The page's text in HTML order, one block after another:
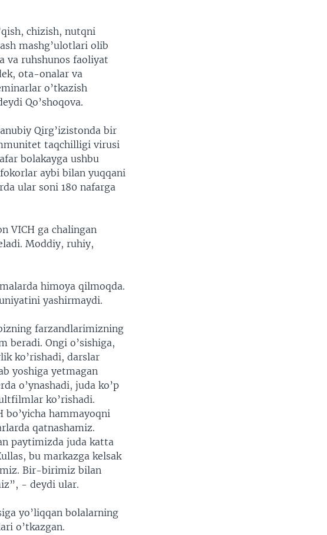
chizish, nutqni
mashg’ulotlari olib
va ruhshunos faoliyat
ota-onalar va
o’tkazish
Qo’shoqova.
Qirg’izistonda bir
taqchilligi virusi
bolakayga ushbu
aybi bilan yuqqani
ular soni 180 nafarga
VICH ga chalingan
Moddiy, ruhiy,
himoya qilmoqda.
yashirmaydi.
farzandlarimizning
beradi. Ongi o’sishiga,
ko’rishadi, darslar
yoshiga yetmagan
o’ynashadi, juda ko’p
ko’rishadi.
bo’yicha hammayoqni
qatnashamiz.
paytimizda juda katta
bu markazga kelsak
Bir-birimiz bilan
- deydi ular.
yo’liqqan bolalarning
o’tkazgan.